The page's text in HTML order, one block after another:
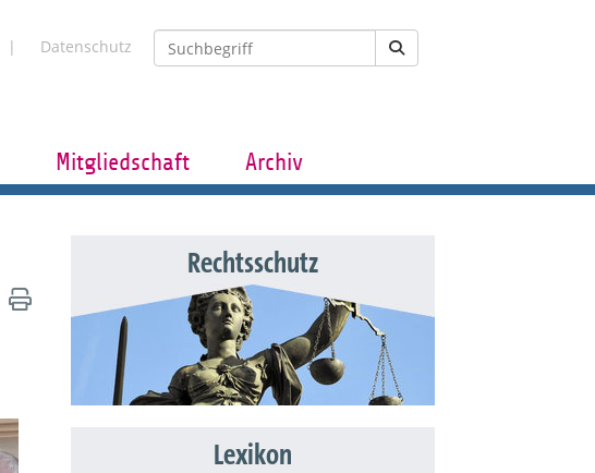
Datenschutz
Mitgliedschaft Archiv
Rechtsschutz
Lexikon